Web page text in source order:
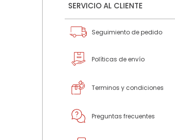
SERVICIO AL CLIENTE
Seguimiento de pedido
Políticas de envío
Terminos y condiciones
Preguntas frecuentes